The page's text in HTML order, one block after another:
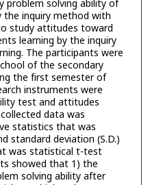
problem solving ability of
the inquiry method with
study attitudes toward
learning by the inquiry
The participants were
of the secondary
the first semester of
instruments were
test and attitudes
data was
statistics that was
standard deviation (S.D.)
was statistical t-test
showed that 1) the
solving ability after